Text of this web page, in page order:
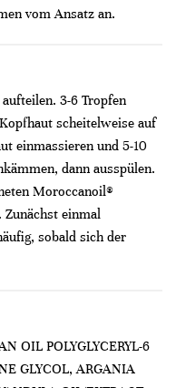
vom Ansatz an.
3-6 Tropfen
scheitelweise auf
einmassieren und 5-10
dann ausspülen.
Moroccanoil®
Zunächst einmal
sobald sich der
OIL POLYGLYCERYL-6
GLYCOL, ARGANIA